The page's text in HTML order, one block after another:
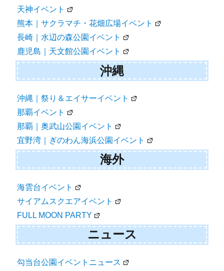
天神イベント
熊本｜サクラマチ・花畑広場イベント
長崎｜水辺の森公園イベント
鹿児島｜天文館公園イベント
沖縄
沖縄｜祭り＆エイサーイベント
那覇イベント
那覇｜奥武山公園イベント
宜野湾｜ぎのわん海浜公園イベント
海外
海雲台イベント
サイアムスクエアイベント
FULL MOON PARTY
ニュース
勾当台公園イベントニュース